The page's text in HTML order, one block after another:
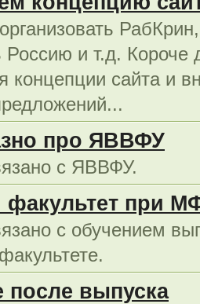
Россию и т.д. Короче
концепции сайта и
про ЯВВФУ
с ЯВВФУ.
при
с обучением
после выпуска